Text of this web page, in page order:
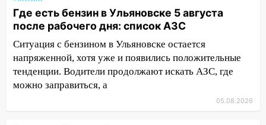
20:22 Мошенники обманули 92-летнюю
жительницу Ульяновской области
19:14 Житель Ульяновской области
подвез троих незнакомцев на трассе и
заработал уголовное дело
Прогноз погоды на 6 августа в
Где есть бензин в Ульяновске 5 августа
после рабочего дня: список АЗС
Ситуация с бензином в Ульяновске остается
напряженной, хотя уже и появились положительные
тенденции. Водители продолжают искать АЗС, где
можно заправиться, а
05.08.2026